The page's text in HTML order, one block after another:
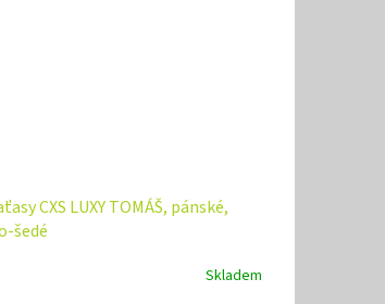
CXS LUXY TOMÁŠ, pánské,
šedé
Skladem